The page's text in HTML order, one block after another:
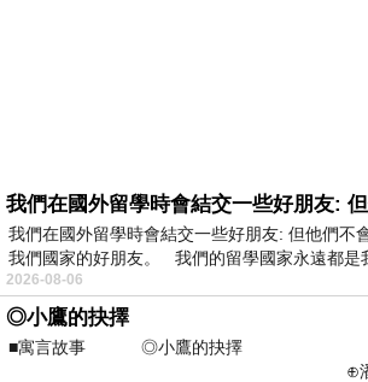
我們在國外留學時會結交一些好朋友: 但他們不
我們國家的好朋友。 我們的留學國家永遠都是
2026-08-06
◎小鷹的抉擇
■寓言故事 ◎小鷹的抉擇
⊕潘文良 在